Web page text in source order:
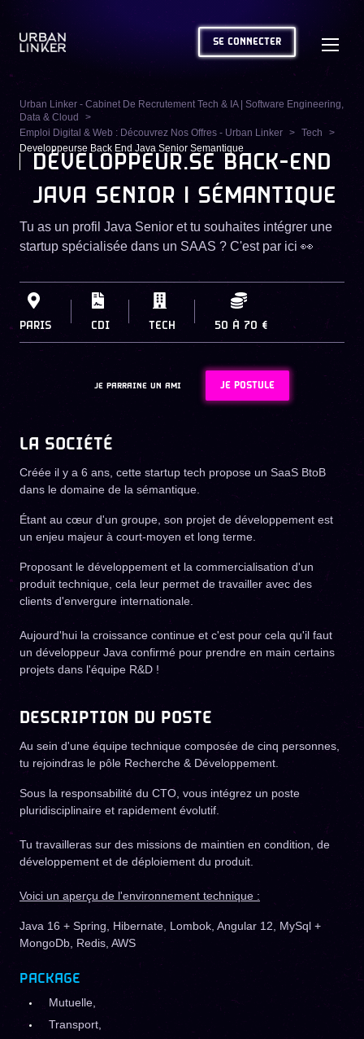
SE CONNECTER
Urban Linker - Cabinet De Recrutement Tech & IA | Software Engineering,
Data & Cloud
Emploi Digital & Web : Découvrez Nos Offres - Urban Linker
Tech
Developpeurse Back End Java Senior Semantique
DÉVELOPPEUR.SE BACK-END
JAVA SENIOR | SÉMANTIQUE
Tu as un profil Java Senior et tu souhaites intégrer une
startup spécialisée dans un SAAS ? C'est par ici 👀
PARIS CDI TECH 50 À 70 €
JE PARRAINE UN AMI JE POSTULE
LA SOCIÉTÉ
Créée il y a 6 ans, cette startup tech propose un SaaS BtoB
dans le domaine de la sémantique.
Étant au cœur d'un groupe, son projet de développement est
un enjeu majeur à court-moyen et long terme.
Proposant le développement et la commercialisation d'un
produit technique, cela leur permet de travailler avec des
clients d'envergure internationale.
Aujourd'hui la croissance continue et c'est pour cela qu'il faut
un développeur Java confirmé pour prendre en main certains
projets dans l'équipe R&D !
DESCRIPTION DU POSTE
Au sein d'une équipe technique composée de cinq personnes,
tu rejoindras le pôle Recherche & Développement.
Sous la responsabilité du CTO, vous intégrez un poste
pluridisciplinaire et rapidement évolutif.
Tu travailleras sur des missions de maintien en condition, de
développement et de déploiement du produit.
Voici un aperçu de l'environnement technique :
Java 16 + Spring, Hibernate, Lombok, Angular 12, MySql +
MongoDb, Redis, AWS
PACKAGE
Mutuelle,
Transport,